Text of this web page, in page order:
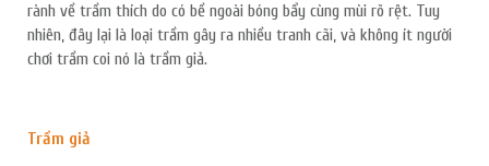
rành về trầm thích do có bề ngoài bóng bẩy cùng mùi rõ rệt. Tuy
nhiên, đây lại là loại trầm gây ra nhiều tranh cãi, và không ít người
chơi trầm coi nó là trầm giả.
Trầm giả